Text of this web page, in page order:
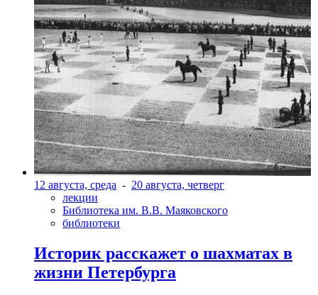
12 августа, среда - 20 августа, четверг
лекции
Библиотека им. В.В. Маяковского
библиотеки
Историк расскажет о шахматах в
жизни Петербурга